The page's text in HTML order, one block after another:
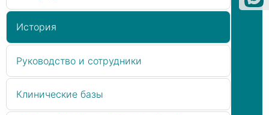
История
Руководство и сотрудники
Клинические базы